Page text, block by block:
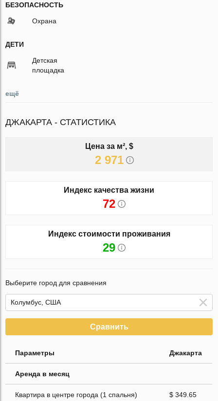
БЕЗОПАСНОСТЬ
Охрана
ДЕТИ
Детская
площадка
ещё
ДЖАКАРТА - СТАТИСТИКА
Цена за м², $
2 971
Индекс качества жизни
72
Индекс стоимости проживания
29
Выберите город для сравнения
Сравнить
Параметры Джакарта
Аренда в месяц
Квартира в центре города (1 спальня) $ 349.65